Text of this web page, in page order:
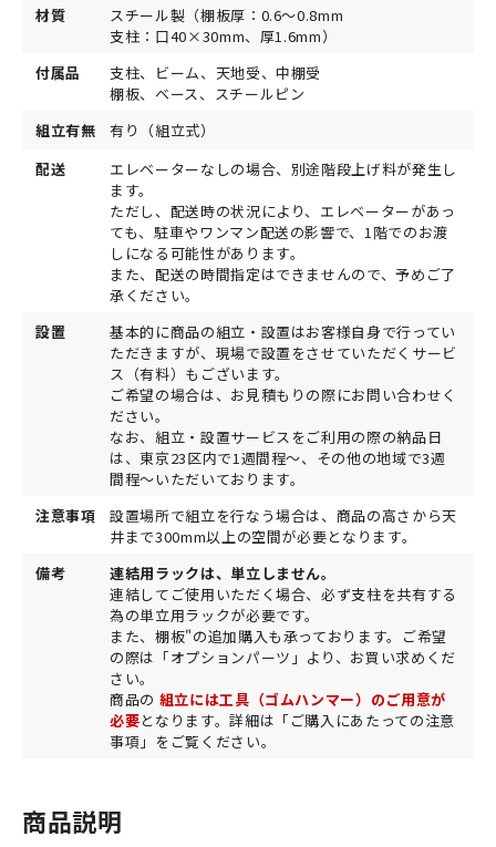
材質
スチール製（棚板厚：0.6～0.8mm
支柱：口40×30mm、厚1.6mm）
付属品
支柱、ビーム、天地受、中棚受
棚板、ベース、スチールピン
組立有無
有り（組立式）
配送
エレベーターなしの場合、別途階段上げ料が発生し
ます。
ただし、配送時の状況により、エレベーターがあっ
ても、駐車やワンマン配送の影響で、1階でのお渡
しになる可能性があります。
また、配送の時間指定はできませんので、予めご了
承ください。
設置
基本的に商品の組立・設置はお客様自身で行ってい
ただきますが、現場で設置をさせていただくサービ
ス（有料）もございます。
ご希望の場合は、お見積もりの際にお問い合わせく
ださい。
なお、組立・設置サービスをご利用の際の納品日
は、東京23区内で1週間程～、その他の地域で3週
間程～いただいております。
注意事項
設置場所で組立を行なう場合は、商品の高さから天
井まで300mm以上の空間が必要となります。
備考
連結用ラックは、単立しません。
連結してご使用いただく場合、必ず支柱を共有する
為の単立用ラックが必要です。
また、棚板"の追加購入も承っております。ご希望
の際は「オプションパーツ」より、お買い求めくだ
さい。
商品の 組立には工具（ゴムハンマー）のご用意が
必要となります。詳細は「ご購入にあたっての注意
事項」をご覧ください。
商品説明